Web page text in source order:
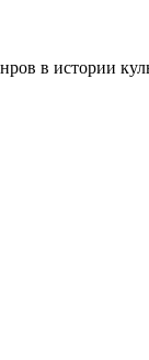
в истории